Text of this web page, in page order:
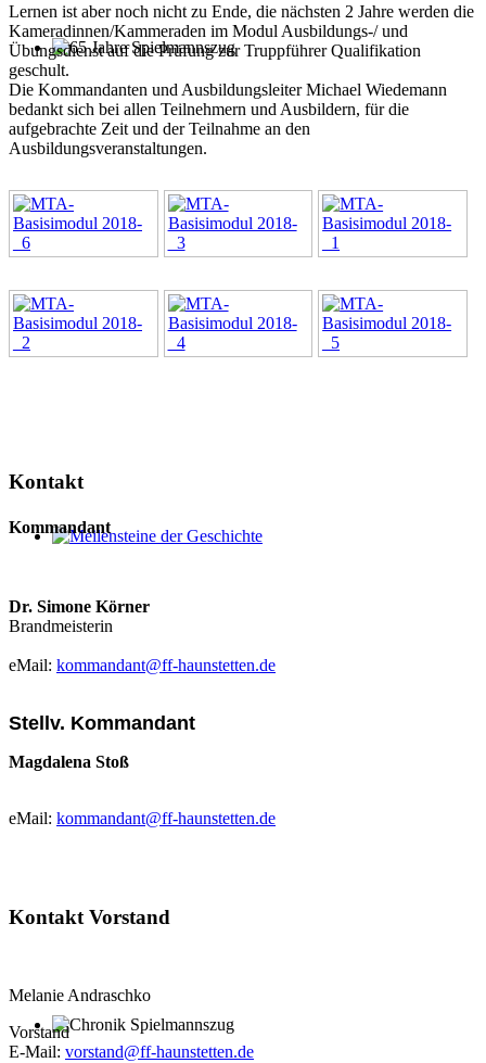
65 Jahre Spielmannszug
Chronik Spielmannszug
Lernen ist aber noch nicht zu Ende, die nächsten 2 Jahre werden die
Kameradinnen/Kammeraden im Modul Ausbildungs-/ und
Übungsdienst auf die Prüfung zur Truppführer Qualifikation
geschult.
Die Kommandanten und Ausbildungsleiter Michael Wiedemann
bedankt sich bei allen Teilnehmern und Ausbildern, für die
aufgebrachte Zeit und der Teilnahme an den
Ausbildungsveranstaltungen.
Kontakt
Kommandant
Dr. Simone Körner
Brandmeisterin
eMail: kommandant@ff-haunstetten.de
Stellv. Kommandant
Magdalena Stoß
eMail: kommandant@ff-haunstetten.de
Kontakt Vorstand
Melanie Andraschko
Vorstand
E-Mail: vorstand@ff-haunstetten.de